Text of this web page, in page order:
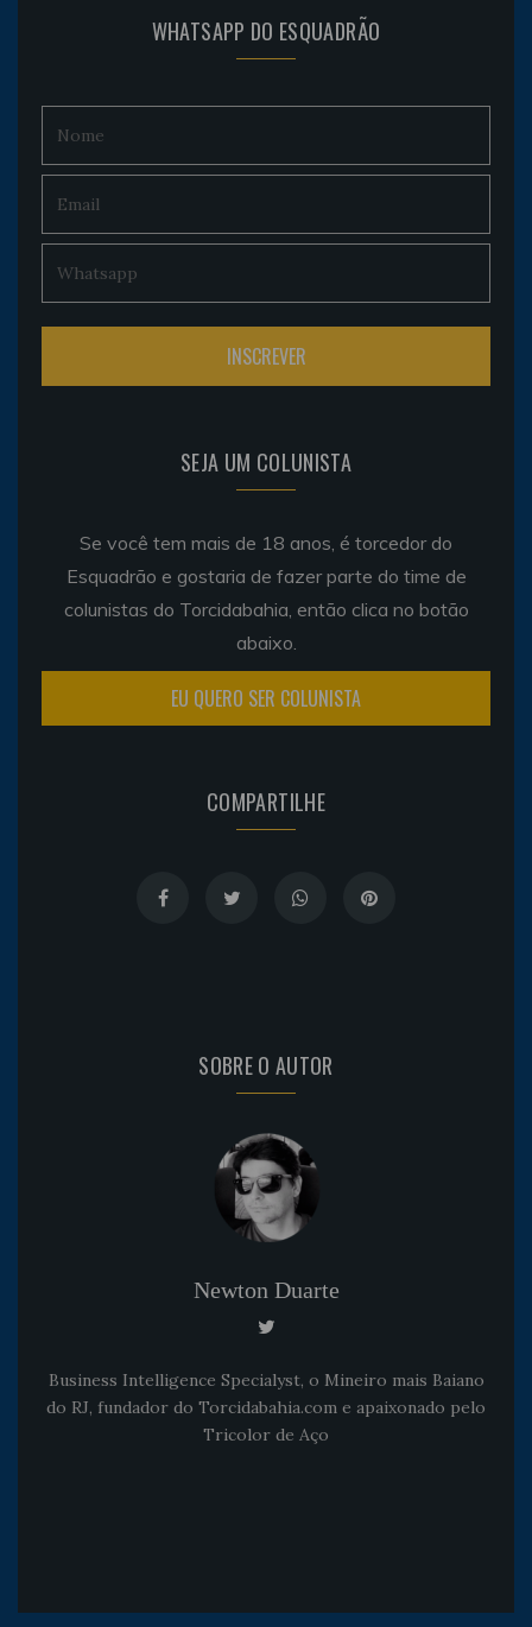
WHATSAPP DO ESQUADRÃO
SEJA UM COLUNISTA
Se você tem mais de 18 anos, é torcedor do
Esquadrão e gostaria de fazer parte do time de
colunistas do Torcidabahia, então clica no botão
abaixo.
EU QUERO SER COLUNISTA
COMPARTILHE
SOBRE O AUTOR
Newton Duarte
Business Intelligence Specialyst, o Mineiro mais Baiano
do RJ, fundador do Torcidabahia.com e apaixonado pelo
Tricolor de Aço